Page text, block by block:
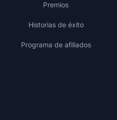
Premios
Historias de éxito
Programa de afiliados